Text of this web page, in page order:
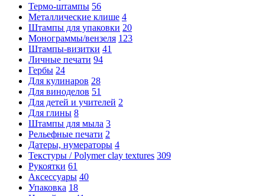
Термо-штампы 56
Металлические клише 4
Штампы для упаковки 20
Монограммы/вензеля 123
Штампы-визитки 41
Личные печати 94
Гербы 24
Для кулинаров 28
Для виноделов 51
Для детей и учителей 2
Для глины 8
Штампы для мыла 3
Рельефные печати 2
Датеры, нумераторы 4
Текстуры / Polymer clay textures 309
Рукоятки 61
Аксессуары 40
Упаковка 18